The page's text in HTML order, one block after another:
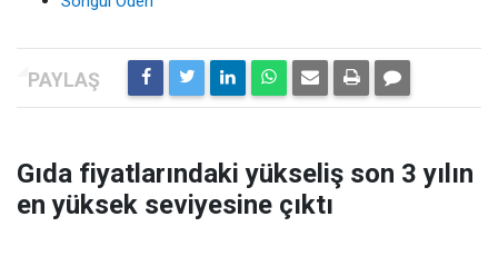
Gıda fiyatlarındaki yükseliş son 3 yılın
en yüksek seviyesine çıktı